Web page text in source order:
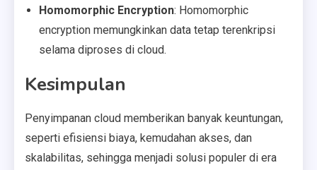
Homomorphic Encryption: Homomorphic
encryption memungkinkan data tetap terenkripsi
selama diproses di cloud.
Kesimpulan
Penyimpanan cloud memberikan banyak keuntungan,
seperti efisiensi biaya, kemudahan akses, dan
skalabilitas, sehingga menjadi solusi populer di era